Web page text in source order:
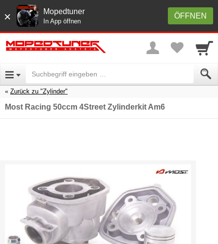
× ÖFFNEN
Mopedtuner
In App öffnen
Zurück zu "Zylinder"
Most Racing 50ccm 4Street Zylinderkit Am6